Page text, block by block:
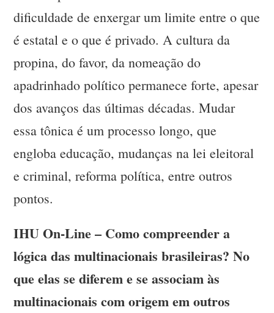
dificuldade de enxergar um limite entre o que
é estatal e o que é privado. A cultura da
propina, do favor, da nomeação do
apadrinhado político permanece forte, apesar
dos avanços das últimas décadas. Mudar
essa tônica é um processo longo, que
engloba educação, mudanças na lei eleitoral
e criminal, reforma política, entre outros
pontos.
IHU On-Line – Como compreender a
lógica das multinacionais brasileiras? No
que elas se diferem e se associam às
multinacionais com origem em outros